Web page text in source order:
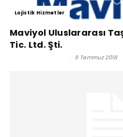
Lojistik Hizmetler
Maviyol Uluslararası
Tic. Ltd. Şti.
- 9 Temmuz 2018